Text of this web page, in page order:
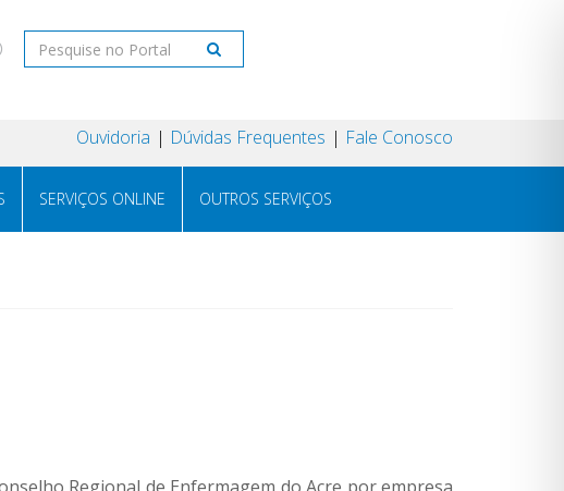
Ouvidoria Dúvidas Frequentes Fale Conosco
SERVIÇOS ONLINE OUTROS SERVIÇOS